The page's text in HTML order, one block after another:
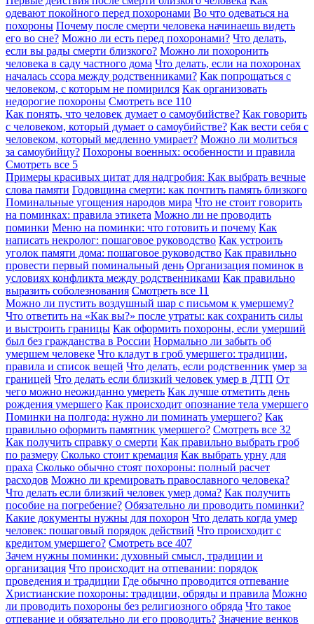
одевают покойного перед похоронами Во что одеваться на
похороны Почему после смерти человека начинаешь видеть
его во сне? Можно ли есть перед похоронами? Что делать,
если вы рады смерти близкого? Можно ли похоронить
человека в саду частного дома Что делать, если на похоронах
началась ссора между родственниками? Как попрощаться с
человеком, с которым не помирился Как организовать
недорогие похороны Смотреть все 110
Как понять, что человек думает о самоубийстве? Как говорить
с человеком, который думает о самоубийстве? Как вести себя с
человеком, который медленно умирает? Можно ли молиться
за самоубийцу? Похороны военных: особенности и правила
Смотреть все 5
Примеры красивых цитат для надгробия: Как выбрать вечные
слова памяти Годовщина смерти: как почтить память близкого
Поминальные угощения народов мира Что не стоит говорить
на поминках: правила этикета Можно ли не проводить
поминки Меню на поминки: что готовить и почему Как
написать некролог: пошаговое руководство Как устроить
уголок памяти дома: пошаговое руководство Как правильно
провести первый поминальный день Организация поминок в
условиях конфликта между родственниками Как правильно
выразить соболезнования Смотреть все 11
Можно ли пустить воздушный шар с письмом к умершему?
Что ответить на «Как вы?» после утраты: как сохранить силы
и выстроить границы Как оформить похороны, если умерший
был без гражданства в России Нормально ли забыть об
умершем человеке Что кладут в гроб умершего: традиции,
правила и список вещей Что делать, если родственник умер за
границей Что делать если близкий человек умер в ДТП От
чего можно неожиданно умереть Как лучше отметить день
рождения умершего Как происходит опознание тела умершего
Поминки на полгода: нужно ли поминать умершего? Как
правильно оформить памятник умершего? Смотреть все 32
Как получить справку о смерти Как правильно выбрать гроб
по размеру Сколько стоит кремация Как выбрать урну для
праха Сколько обычно стоят похороны: полный расчет
расходов Можно ли кремировать православного человека?
Что делать если близкий человек умер дома? Как получить
пособие на погребение? Обязательно ли проводить поминки?
Какие документы нужны для похорон Что делать когда умер
человек: пошаговый порядок действий Что происходит с
кредитом умершего? Смотреть все 407
Зачем нужны поминки: духовный смысл, традиции и
организация Что происходит на отпевании: порядок
проведения и традиции Где обычно проводится отпевание
Христианские похороны: традиции, обряды и правила Можно
ли проводить похороны без религиозного обряда Что такое
отпевание и обязательно ли его проводить? Значение венков